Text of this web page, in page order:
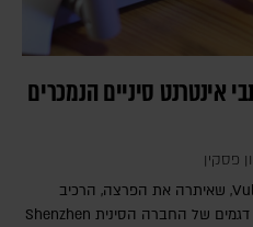
אינטרנט סיניים הנמכרים
פסקין
לפי חברת אבטחת הסייבר VulnCheck‎, שאיתרה את הפרצה, הרכיב
לשליטה מרחוק הוטמע בלפחות 20 דגמים של החברה הסינית Shenzhen